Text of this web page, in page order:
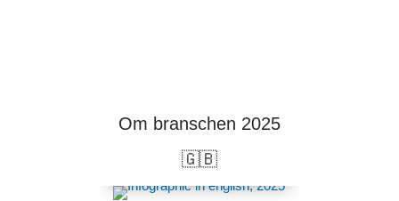
Om branschen 2025
🇬🇧